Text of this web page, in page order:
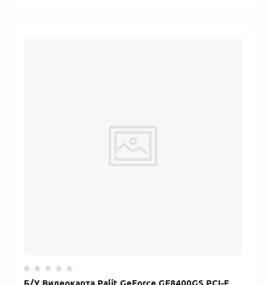
Б/У Видеокарта Palit GeForce GF8400GS PCI-E